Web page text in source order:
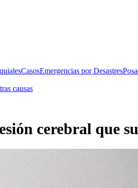
CasosEmergencias por Desastres
causas
cerebral que